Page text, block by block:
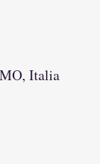
Italia